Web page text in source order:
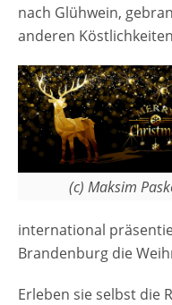
nach Glühwein,
anderen
(c) Maksim
international
Brandenburg die
Erleben sie selbst die